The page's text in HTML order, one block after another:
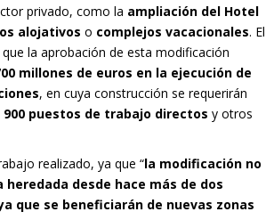
privado, como la ampliación del Hotel
alojativos o complejos vacacionales. El
la aprobación de esta modificación
millones de euros en la ejecución de
, en cuya construcción se requerirán
900 puestos de trabajo directos y otros
realizado, ya que “la modificación no
desde hace más de dos
que se beneficiarán de nuevas zonas